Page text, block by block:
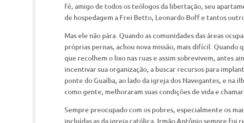
fé, amigo de todos os teólogos da libertação, seu
de hospedagem a Frei Betto, Leonardo Boff e tantos
Mas ele não pára. Quando as comunidades das áreas
próprias pernas, achou nova missão, mais difícil.
que recolhem o lixo nas ruas e assim sobrevivem, antes
incentivar sua organização, a buscar recursos para
ponte do Guaíba, ao lado da igreja dos Navegantes, e na
como gente, melhoraram suas condições de vida e
Sempre preocupado com os pobres, especialmente os
incluídas as da igreja católica, Irmão Antônio sempre foi